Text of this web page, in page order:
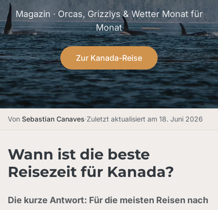
Magazin · Orcas, Grizzlys & Wetter Monat für
Monat
Zur Kanada-Reise
Von Sebastian Canaves·Zuletzt aktualisiert am 18. Juni 2026
Wann ist die beste
Reisezeit für Kanada?
Die kurze Antwort: Für die meisten Reisen nach